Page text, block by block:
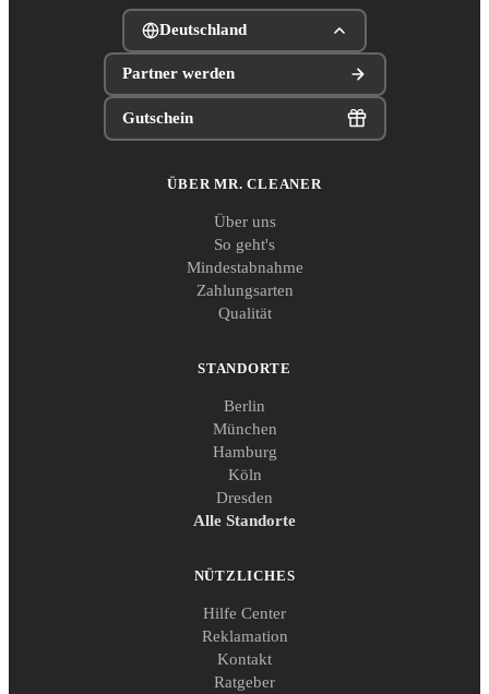
Deutschland
Partner werden
Gutschein
ÜBER MR. CLEANER
Über uns
So geht's
Mindestabnahme
Zahlungsarten
Qualität
STANDORTE
Berlin
München
Hamburg
Köln
Dresden
Alle Standorte
NÜTZLICHES
Hilfe Center
Reklamation
Kontakt
Ratgeber